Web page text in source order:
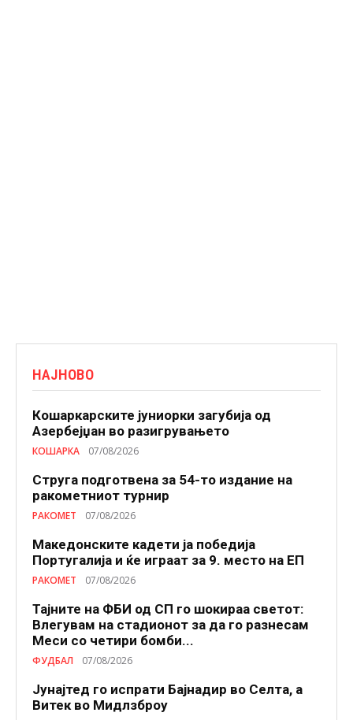
НАЈНОВО
Кошаркарските јуниорки загубија од
Азербејџан во разигрувањето
КОШАРКА 07/08/2026
Струга подготвена за 54-то издание на
ракометниот турнир
РАКОМЕТ 07/08/2026
Македонските кадети ја победија
Португалија и ќе играат за 9. место на ЕП
РАКОМЕТ 07/08/2026
Тајните на ФБИ од СП го шокираа светот:
Влегувам на стадионот за да го разнесам
Меси со четири бомби...
ФУДБАЛ 07/08/2026
Јунајтед го испрати Бајнадир во Селта, а
Витек во Мидлзброу